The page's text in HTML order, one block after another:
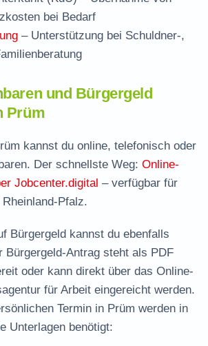
bei Bedarf
– Unterstützung bei Schuldner-,
und Bürgergeld
Prüm
kannst du online, telefonisch oder
Der schnellste Weg: Online-
Jobcenter.digital – verfügbar für
Pfalz.
Bürgergeld kannst du ebenfalls
Bürgergeld-Antrag steht als PDF
oder kann direkt über das Online-
für Arbeit eingereicht werden.
Termin in Prüm werden in
Unterlagen benötigt: